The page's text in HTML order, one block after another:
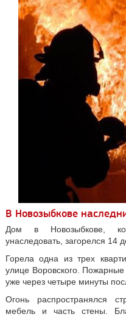
В Новозыбкове
Дом в Новозыбкове,
унаследовать, загорелся 14
Горела одна из трех
улице Воровского.
уже через четыре минуты
Огонь распространялся
мебель и часть стены.